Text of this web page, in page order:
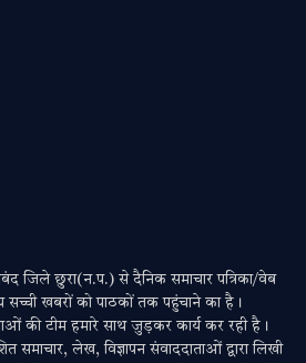
जिले छुरा(न.प.) से दैनिक समाचार पत्रिका/वेब
सच्ची खबरों को पाठकों तक पहुंचाने का है।
की टीम हमारे साथ जुड़कर कार्य कर रही है।
समाचार, लेख, विज्ञापन संवाददाताओं द्वारा लिखी